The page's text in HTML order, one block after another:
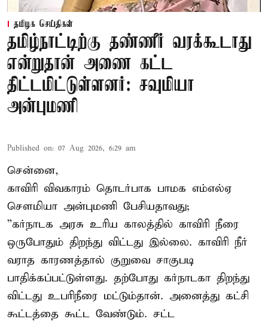
தமிழக செய்திகள்
தமிழ்நாட்டிற்கு தண்ணீர் வரக்கூடாது
என்றுதான் அணை கட்ட
திட்டமிட்டுள்ளனர்: சவுமியா
அன்புமணி
Published on: 07 Aug 2026, 6:29 am
சென்னை,
காவிரி விவகாரம் தொடர்பாக பாமக எம்எல்ஏ
சௌமியா அன்புமணி பேசியதாவது;
”கர்நாடக அரசு உரிய காலத்தில் காவிரி நீரை
ஒருபோதும் திறந்து விட்டது இல்லை. காவிரி நீர்
வராத காரணத்தால் குறுவை சாகுபடி
பாதிக்கப்பட்டுள்ளது. தற்போது கர்நாடகா திறந்து
விட்டது உபரிநீரை மட்டும்தான். அனைத்து கட்சி
கூட்டத்தை கூட்ட வேண்டும். சட்ட